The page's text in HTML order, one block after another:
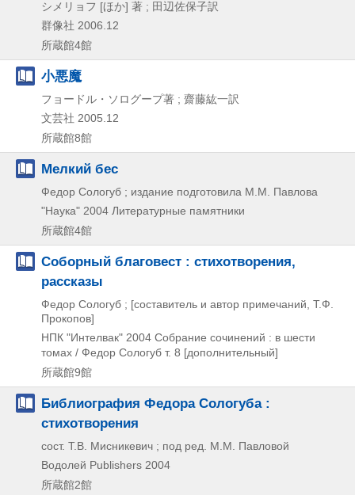
シメリョフ [ほか] 著 ; 田辺佐保子訳
群像社 2006.12
所蔵館4館
小悪魔
フョードル・ソログープ著 ; 齋藤紘一訳
文芸社 2005.12
所蔵館8館
Мелкий бес
Федор Сологуб ; издание подготовила М.М. Павлова
"Наука" 2004 Литературные памятники
所蔵館4館
Соборный благовест : стихотворения,
рассказы
Федор Сологуб ; [составитель и автор примечаний, Т.Ф.
Прокопов]
НПК "Интелвак" 2004 Собрание сочинений : в шести
томах / Федор Сологуб т. 8 [дополнительный]
所蔵館9館
Библиография Федора Сологуба :
стихотворения
сост. Т.В. Мисникевич ; под ред. М.М. Павловой
Водолей Publishers 2004
所蔵館2館